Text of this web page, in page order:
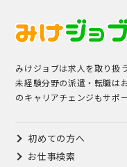
みけジョブは求人を取り扱
未経験分野の派遣・転職は
のキャリアチェンジもサポー
初めての方へ
お仕事検索